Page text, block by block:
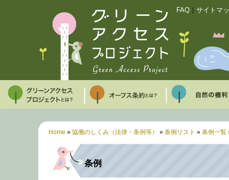
FAQ サイトマ
Home » 協働のしくみ（法律・条例等） » 条例リスト » 条例一覧
条例